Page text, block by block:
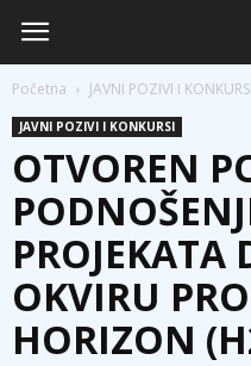
Početna JAVNI POZIVI I KONKURSI
JAVNI POZIVI I KONKURSI
OTVOREN
PROJEKATA
OKVIRU
HORIZON